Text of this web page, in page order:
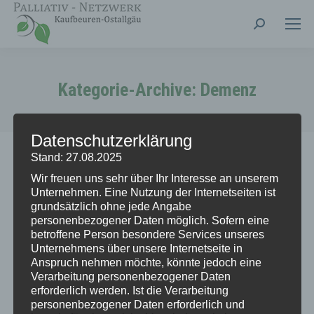
Search:
Kategorie-Archive: Demenz
Partner-Sozialstation Kaufbeuren
Demenz ,Familienpflege, Hausnotruf,
Hauswirtschaftliche Versorgung
Kranken und Altenpflege
Partner, Pflegeberatung
27. Mai 2025
mehr lesen...
Datenschutzerklärung
Stand: 27.08.2025
Wir freuen uns sehr über Ihr Interesse an unserem
Unternehmen. Eine Nutzung der Internetseiten ist
grundsätzlich ohne jede Angabe
personenbezogener Daten möglich. Sofern eine
betroffene Person besondere Services unseres
Unternehmens über unsere Internetseite in
Anspruch nehmen möchte, könnte jedoch eine
Verarbeitung personenbezogener Daten
erforderlich werden. Ist die Verarbeitung
personenbezogener Daten erforderlich und